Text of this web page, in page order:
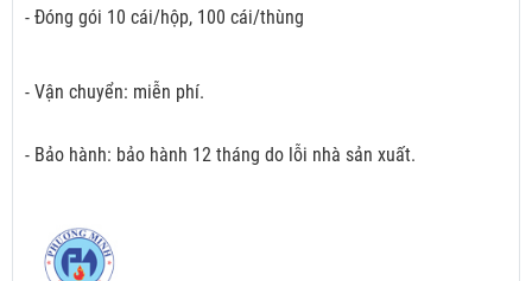
- Đóng gói 10 cái/hộp, 100 cái/thùng
- Vận chuyển: miễn phí.
- Bảo hành: bảo hành 12 tháng do lỗi nhà sản xuất.